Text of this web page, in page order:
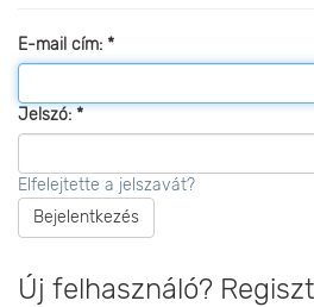
E-mail cím:
Jelszó:
Elfelejtette a jelszavát?
Bejelentkezés
Új felhasználó?